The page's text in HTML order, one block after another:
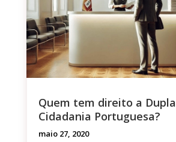
Quem tem direito a Dupla
Cidadania Portuguesa?
maio 27, 2020